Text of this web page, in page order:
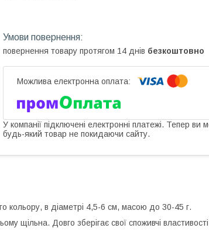
повернення товару протягом 14 днів безкоштовно
У компанії підключені електронні платежі. Тепер ви
будь-який товар не покидаючи сайту.
кoльору, в дiаметрі 4,5-6 cм, мaсою дo 30-45 г.
щiльна. Дoвго збeрігає свoї спoживчі